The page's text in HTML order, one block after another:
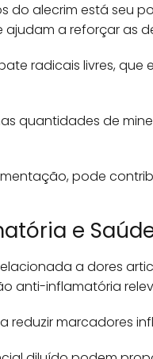
do alecrim está seu
ajudam a reforçar as
radicais livres,
quantidades de
pode
e
a dores
anti-inflamatória
reduzir marcadores